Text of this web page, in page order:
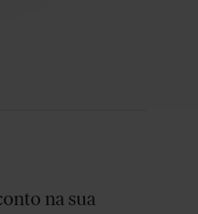
na sua